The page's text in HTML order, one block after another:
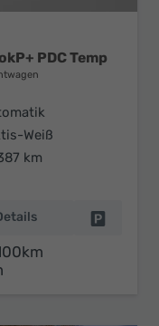
PDC Temp
Weiß
km